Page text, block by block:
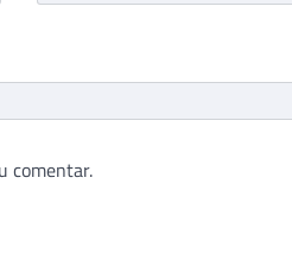
comentar.